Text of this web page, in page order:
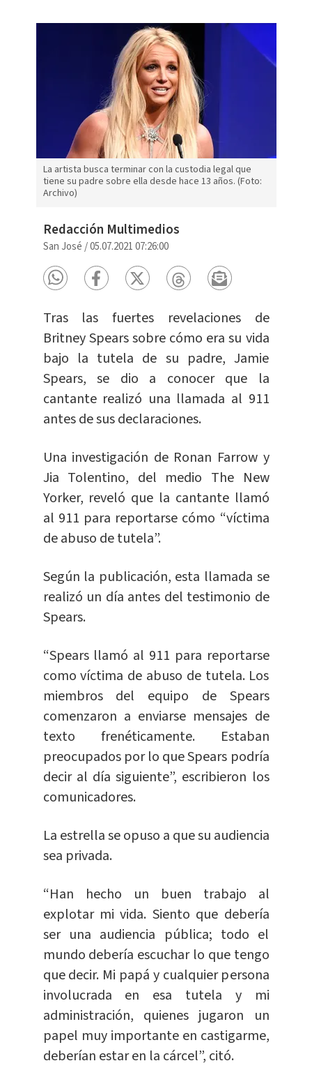
La artista busca terminar con la custodia legal que
tiene su padre sobre ella desde hace 13 años. (Foto:
Archivo)
Redacción Multimedios
San José /05.07.2021 07:26:00
Tras las fuertes revelaciones de
Britney Spears sobre cómo era su vida
bajo la tutela de su padre, Jamie
Spears, se dio a conocer que la
cantante realizó una llamada al 911
antes de sus declaraciones.
Una investigación de Ronan Farrow y
Jia Tolentino, del medio The New
Yorker, reveló que la cantante llamó
al 911 para reportarse cómo “víctima
de abuso de tutela”.
Según la publicación, esta llamada se
realizó un día antes del testimonio de
Spears.
“Spears llamó al 911 para reportarse
como víctima de abuso de tutela. Los
miembros del equipo de Spears
comenzaron a enviarse mensajes de
texto frenéticamente. Estaban
preocupados por lo que Spears podría
decir al día siguiente”, escribieron los
comunicadores.
La estrella se opuso a que su audiencia
sea privada.
“Han hecho un buen trabajo al
explotar mi vida. Siento que debería
ser una audiencia pública; todo el
mundo debería escuchar lo que tengo
que decir. Mi papá y cualquier persona
involucrada en esa tutela y mi
administración, quienes jugaron un
papel muy importante en castigarme,
deberían estar en la cárcel”, citó.